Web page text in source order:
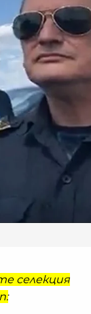
селекция